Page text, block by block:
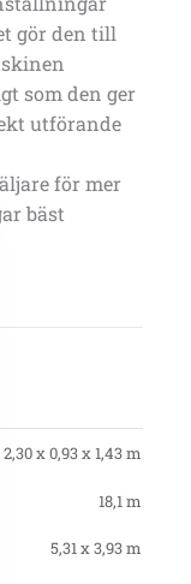
gör den till
som den ger
utförande
för mer
bäst
2,30 x 0,93 x 1,43 m
18,1 m
5,31 x 3,93 m